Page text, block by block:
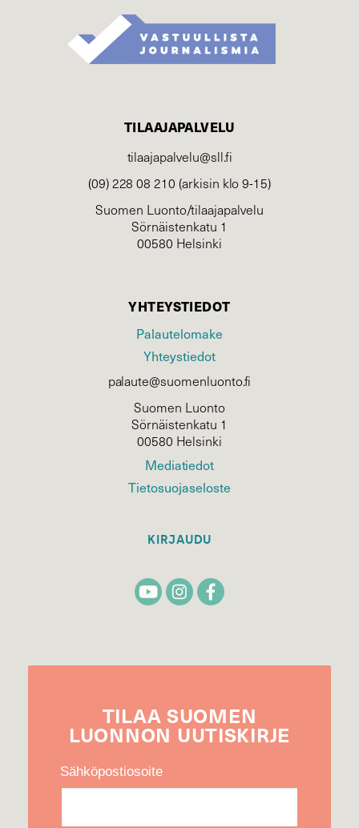
TILAAJAPALVELU
tilaajapalvelu@sll.fi
(09) 228 08 210 (arkisin klo 9-15)
Suomen Luonto/tilaajapalvelu
Sörnäistenkatu 1
00580 Helsinki
YHTEYSTIEDOT
Palautelomake
Yhteystiedot
palaute@suomenluonto.fi
Suomen Luonto
Sörnäistenkatu 1
00580 Helsinki
Mediatiedot
Tietosuojaseloste
KIRJAUDU
TILAA SUOMEN
LUONNON UUTIS­KIRJE
Sähköpostiosoite